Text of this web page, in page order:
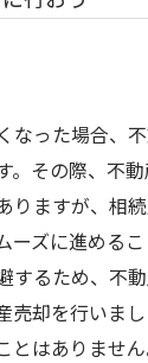
なった場合、
。その際、不
りますが、相
ズに進めるこ
するため、不
売却を行いま
とはありません